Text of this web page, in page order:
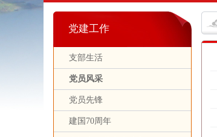
党建工作
支部生活
党员风采
党员先锋
建国70周年